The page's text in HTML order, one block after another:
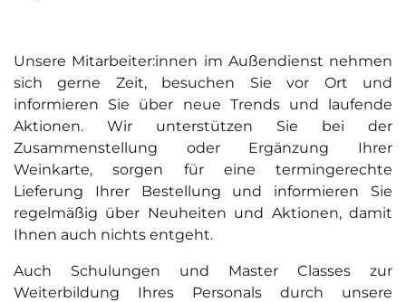
Unsere Mitarbeiter:innen im Außendienst nehmen
sich gerne Zeit, besuchen Sie vor Ort und
informieren Sie über neue Trends und laufende
Aktionen. Wir unterstützen Sie bei der
Zusammenstellung oder Ergänzung Ihrer
Weinkarte, sorgen für eine termingerechte
Lieferung Ihrer Bestellung und informieren Sie
regelmäßig über Neuheiten und Aktionen, damit
Ihnen auch nichts entgeht.
Auch Schulungen und Master Classes zur
Weiterbildung Ihres Personals durch unsere